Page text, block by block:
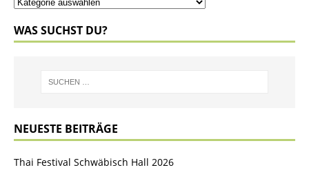
WAS SUCHST DU?
NEUESTE BEITRÄGE
Thai Festival Schwäbisch Hall 2026